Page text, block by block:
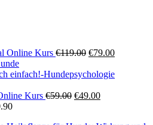
Online Kurs €119.00 Ursprünglicher
war:
€79.00Aktueller
ist:
einfach!-Hundepsychologie
Kurs €59.00 Ursprünglicher
€49.00Aktueller